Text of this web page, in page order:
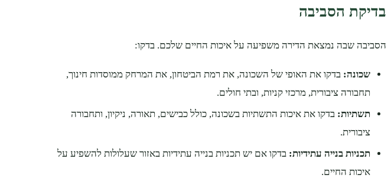
בדיקת הסביבה
הסביבה שבה נמצאת הדירה משפיעה על איכות החיים שלכם. בדקו:
שכונה:בדקו את האופי של השכונה, את רמת הביטחון, את המרחק ממוסדות חינוך,
תחבורה ציבורית, מרכזי קניות, ובתי חולים.
תשתיות:בדקו את איכות התשתיות בשכונה, כולל כבישים, תאורה, ניקיון, ותחבורה
ציבורית.
תכניות בנייה עתידיות:בדקו אם יש תכניות בנייה עתידיות באזור שעלולות להשפיע על
איכות החיים.